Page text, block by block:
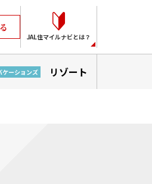
JAL住マイルナビとは？
ケーションズ リゾート